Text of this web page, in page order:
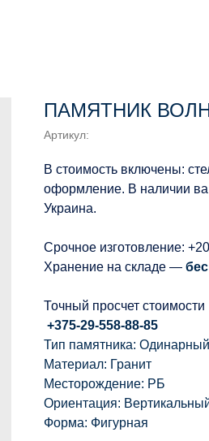
ПАМЯТНИК
Артикул:
В стоимость включены:
оформление. В наличии
Украина.
Срочное изготовление:
Хранение на складе —
Точный просчет
+375-29-558-88-85
Тип памятника: Одинарный
Материал: Гранит
Месторождение: РБ
Ориентация:
Форма: Фигурная